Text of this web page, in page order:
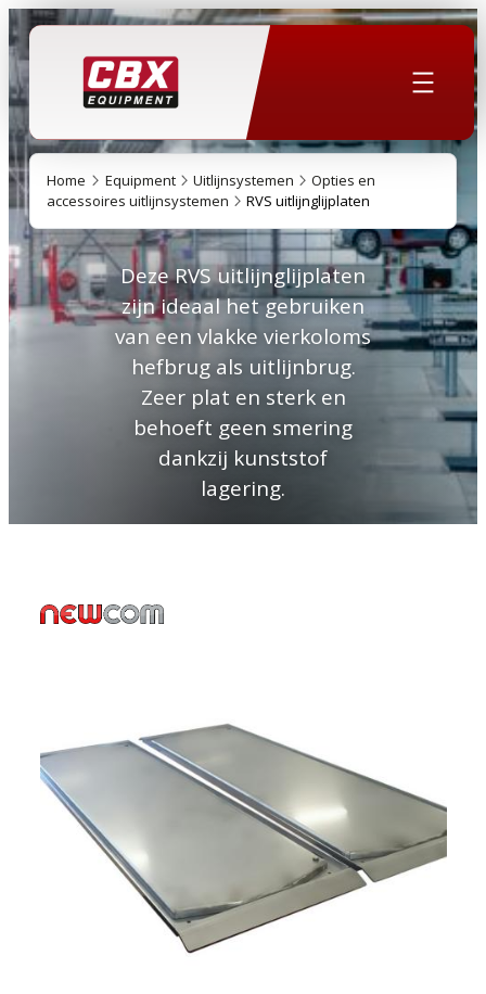
Home Equipment Uitlijnsystemen
Opties en
accessoires uitlijnsystemen
RVS uitlijnglijplaten
Deze RVS uitlijnglijplaten
zijn ideaal het gebruiken
van een vlakke vierkoloms
hefbrug als uitlijnbrug.
Zeer plat en sterk en
behoeft geen smering
dankzij kunststof
lagering.